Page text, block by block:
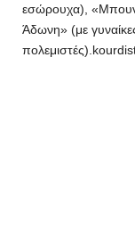
εσώρουχα),
Άδωνη» (με